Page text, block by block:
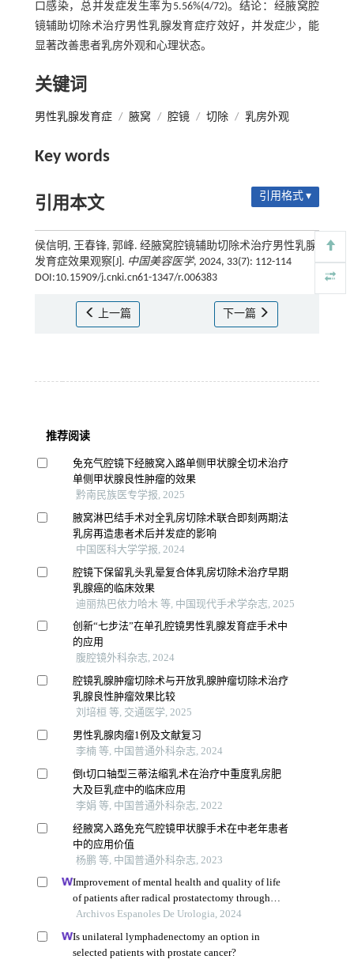
口感染，总并发症发生率为5.56%(4/72)。结论：经腋窝腔
镜辅助切除术治疗男性乳腺发育症疗效好，并发症少，能
显著改善患者乳房外观和心理状态。
关键词
男性乳腺发育症 / 腋窝 / 腔镜 / 切除 / 乳房外观
Key words
引用本文 引用格式 ▾
侯信明, 王春锋, 郭峰. 经腋窝腔镜辅助切除术治疗男性乳腺
发育症效果观察[J]. 中国美容医学, 2024, 33(7): 112-114
DOI:10.15909/j.cnki.cn61-1347/r.006383
上一篇 下一篇